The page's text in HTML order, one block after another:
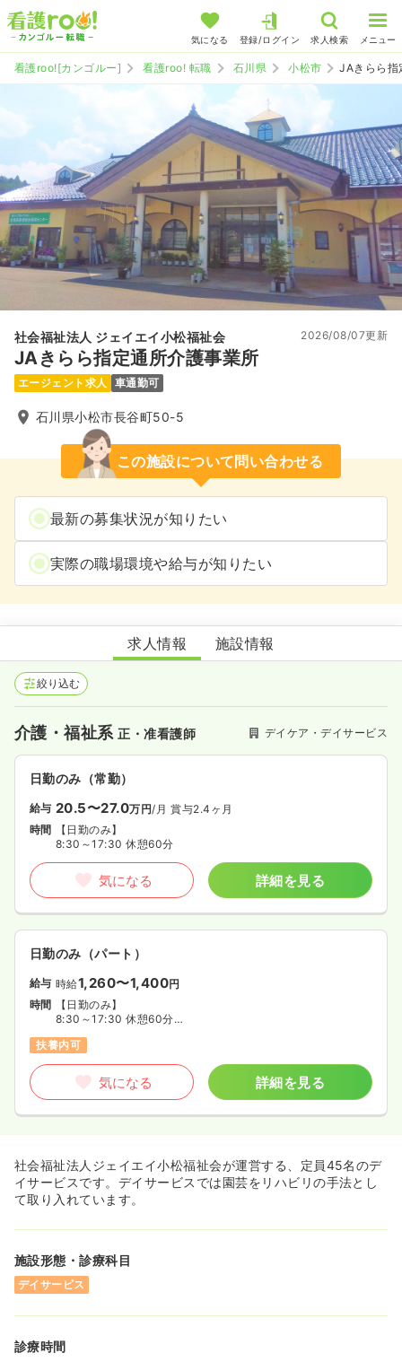
気になる 登録/ログイン 求人検索 メニュー
看護roo![カンゴルー] 看護roo! 転職 石川県 小松市 JAきらら指
社会福祉法人 ジェイエイ小松福祉会
JAきらら指定通所介護事業所
2026/08/07更新
エージェント求人 車通勤可
石川県小松市長谷町50-5
この施設について問い合わせる
最新の募集状況が知りたい
実際の職場環境や給与が知りたい
JAきらら指定通所介護事業所
求人情報 施設情報
絞り込む
介護・福祉系正・准看護師 デイケア・デイサービス
日勤のみ（常勤）
給与 20.5〜27.0万円/月 賞与2.4ヶ月
時間
【日勤のみ】
8:30～17:30 休憩60分
気になる 詳細を見る
日勤のみ（パート）
給与 時給1,260〜1,400円
時間
【日勤のみ】
8:30～17:30 休憩60分
扶養内可
気になる 詳細を見る
社会福祉法人ジェイエイ小松福祉会が運営する、定員45名のデ
イサービスです。デイサービスでは園芸をリハビリの手法とし
て取り入れています。
施設形態・診療科目
デイサービス
診療時間